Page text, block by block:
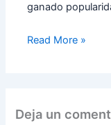
ganado
Read More »
Deja un